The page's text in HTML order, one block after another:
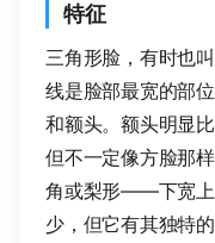
特征
三角形脸，有时也
线是脸部最宽的部
和额头。额头明显
但不一定像方脸那
角或梨形——下宽上
少，但它有其独特